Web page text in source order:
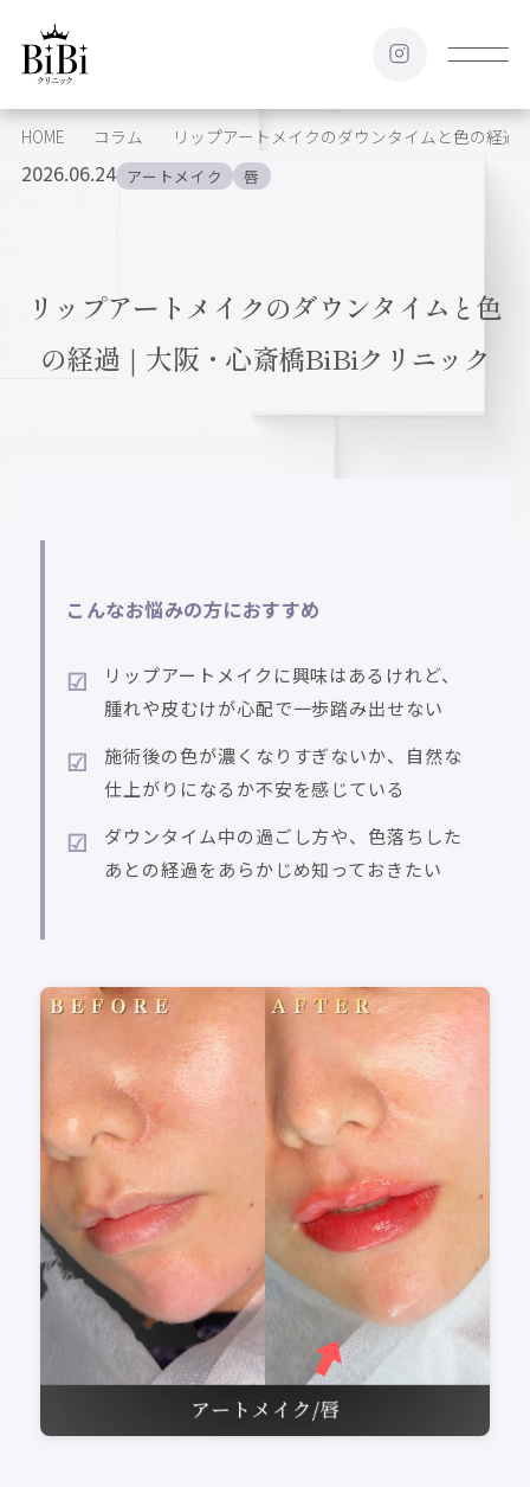
HOME コラム リップアートメイクのダウンタイムと色の経過
2026.06.24 アートメイク 唇
リップアートメイクのダウンタイムと色
の経過｜大阪・心斎橋BiBiクリニック
こんなお悩みの方におすすめ
リップアートメイクに興味はあるけれど、
腫れや皮むけが心配で一歩踏み出せない
施術後の色が濃くなりすぎないか、自然な
仕上がりになるか不安を感じている
ダウンタイム中の過ごし方や、色落ちした
あとの経過をあらかじめ知っておきたい